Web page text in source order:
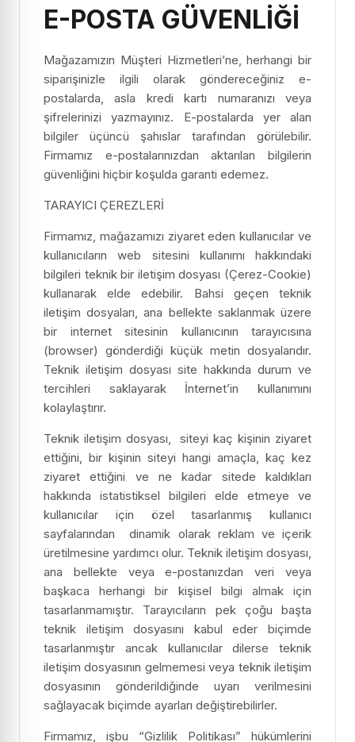
E-POSTA GÜVENLİĞİ
Mağazamızın Müşteri Hizmetleri’ne, herhangi bir
siparişinizle ilgili olarak göndereceğiniz e-
postalarda, asla kredi kartı numaranızı veya
şifrelerinizi yazmayınız. E-postalarda yer alan
bilgiler üçüncü şahıslar tarafından görülebilir.
Firmamız e-postalarınızdan aktarılan bilgilerin
güvenliğini hiçbir koşulda garanti edemez.
TARAYICI ÇEREZLERİ
Firmamız, mağazamızı ziyaret eden kullanıcılar ve
kullanıcıların web sitesini kullanımı hakkındaki
bilgileri teknik bir iletişim dosyası (Çerez-Cookie)
kullanarak elde edebilir. Bahsi geçen teknik
iletişim dosyaları, ana bellekte saklanmak üzere
bir internet sitesinin kullanıcının tarayıcısına
(browser) gönderdiği küçük metin dosyalarıdır.
Teknik iletişim dosyası site hakkında durum ve
tercihleri saklayarak İnternet’in kullanımını
kolaylaştırır.
Teknik iletişim dosyası, siteyi kaç kişinin ziyaret
ettiğini, bir kişinin siteyi hangi amaçla, kaç kez
ziyaret ettiğini ve ne kadar sitede kaldıkları
hakkında istatistiksel bilgileri elde etmeye ve
kullanıcılar için özel tasarlanmış kullanıcı
sayfalarından dinamik olarak reklam ve içerik
üretilmesine yardımcı olur. Teknik iletişim dosyası,
ana bellekte veya e-postanızdan veri veya
başkaca herhangi bir kişisel bilgi almak için
tasarlanmamıştır. Tarayıcıların pek çoğu başta
teknik iletişim dosyasını kabul eder biçimde
tasarlanmıştır ancak kullanıcılar dilerse teknik
iletişim dosyasının gelmemesi veya teknik iletişim
dosyasının gönderildiğinde uyarı verilmesini
sağlayacak biçimde ayarları değiştirebilirler.
Firmamız, işbu “Gizlilik Politikası” hükümlerini